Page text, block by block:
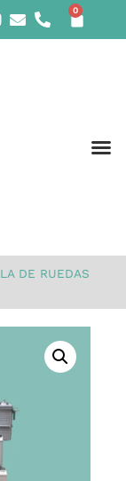
0
DE RUEDAS